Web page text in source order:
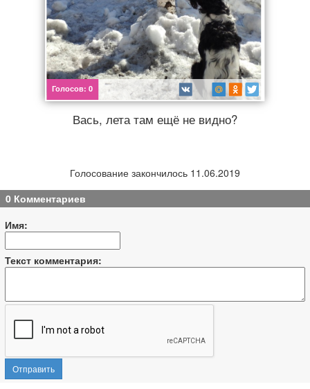
ТВ программа Я - пенсионер
Голосов:0
Вась, лета там ещё не видно?
Голосование закончилось 11.06.2019
0 Комментариев
Имя:
Текст комментария:
Отправить